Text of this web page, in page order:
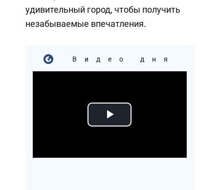
удивительный город, чтобы получить
незабываемые впечатления.
Видео дня
Play